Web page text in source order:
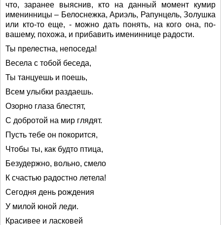
что, заранее выяснив, кто на данный момент кумир
именинницы – Белоснежка, Ариэль, Рапунцель, Золушка
или кто-то еще, - можно дать понять, на кого она, по-
вашему, похожа, и прибавить имениннице радости.
Ты прелестна, непоседа!
Весела с тобой беседа,
Ты танцуешь и поешь,
Всем улыбки раздаешь.
Озорно глаза блестят,
С добротой на мир глядят.
Пусть тебе он покорится,
Чтобы ты, как будто птица,
Безудержно, вольно, смело
К счастью радостно летела!
Сегодня день рождения
У милой юной леди.
Красивее и ласковей